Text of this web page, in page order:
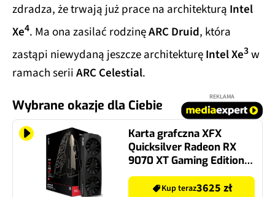
zdradza, że trwają już prace na architekturą Intel
Xe4. Ma ona zasilać rodzinęARC Druid, która
zastąpi niewydaną jeszcze architekturęIntel Xe3w
ramach seriiARC Celestial.
Wybrane okazje dla Ciebie
REKLAMA
Karta grafczna XFX
Quicksilver Radeon RX
9070 XT Gaming Edition
16GB
Kup teraz3625 zł